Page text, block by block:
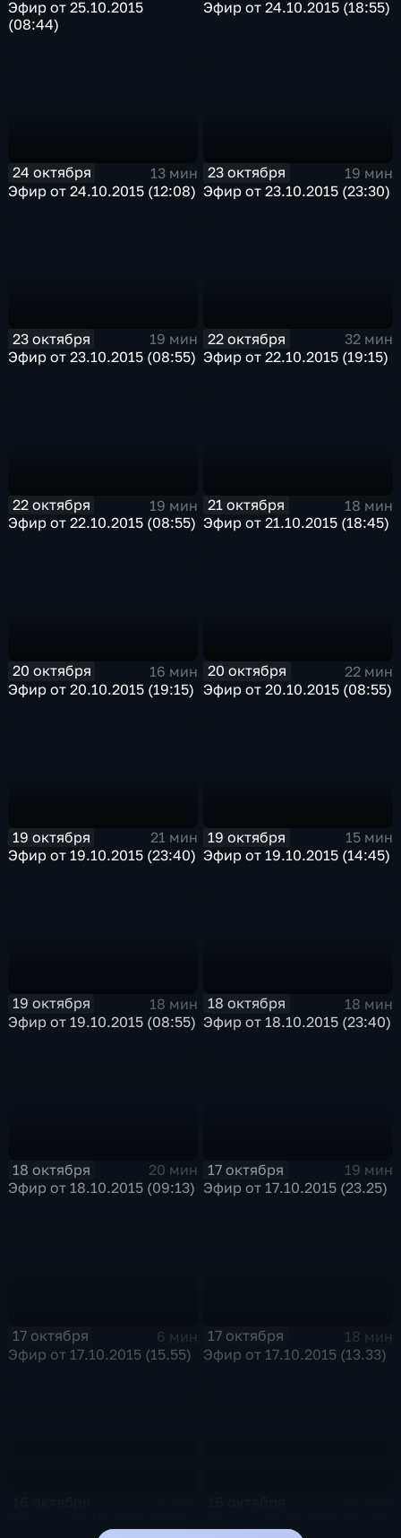
Эфир от 25.10.2015
(08:44)
Эфир от 24.10.2015 (18:55)
24 октября
13 мин
Эфир от 24.10.2015 (12:08)
23 октября
19 мин
Эфир от 23.10.2015 (23:30)
23 октября
19 мин
Эфир от 23.10.2015 (08:55)
22 октября
32 мин
Эфир от 22.10.2015 (19:15)
22 октября
19 мин
Эфир от 22.10.2015 (08:55)
21 октября
18 мин
Эфир от 21.10.2015 (18:45)
20 октября
16 мин
Эфир от 20.10.2015 (19:15)
20 октября
22 мин
Эфир от 20.10.2015 (08:55)
19 октября
21 мин
Эфир от 19.10.2015 (23:40)
19 октября
15 мин
Эфир от 19.10.2015 (14:45)
19 октября
18 мин
Эфир от 19.10.2015 (08:55)
18 октября
18 мин
Эфир от 18.10.2015 (23:40)
18 октября
20 мин
Эфир от 18.10.2015 (09:13)
17 октября
19 мин
Эфир от 17.10.2015 (23.25)
17 октября
6 мин
Эфир от 17.10.2015 (15.55)
17 октября
18 мин
Эфир от 17.10.2015 (13.33)